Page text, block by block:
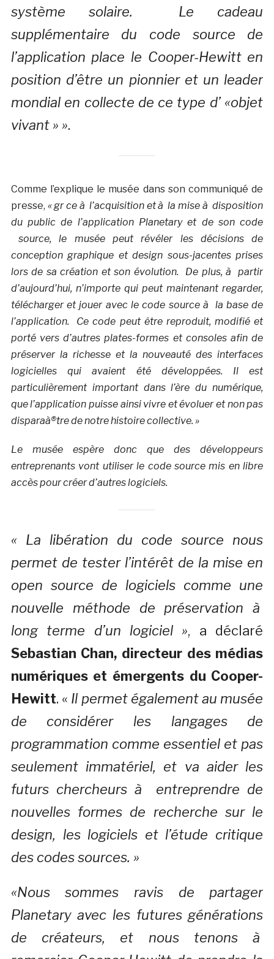
système solaire. Le cadeau
supplémentaire du code source de
l’application place le Cooper-Hewitt en
position d’être un pionnier et un leader
mondial en collecte de ce type d’ «objet
vivant » ».
Comme l’explique le musée dans son communiqué de
presse, « gr ce à l’acquisition et à la mise à disposition
du public de l’application Planetary et de son code
source, le musée peut révéler les décisions de
conception graphique et design sous-jacentes prises
lors de sa création et son évolution. De plus, à partir
d’aujourd’hui, n’importe qui peut maintenant regarder,
télécharger et jouer avec le code source à la base de
l’application. Ce code peut être reproduit, modifié et
porté vers d’autres plates-formes et consoles afin de
préserver la richesse et la nouveauté des interfaces
logicielles qui avaient été développées. Il est
particulièrement important dans l’ère du numérique,
que l’application puisse ainsi vivre et évoluer et non pas
disparaà®tre de notre histoire collective. »
Le musée espère donc que des développeurs
entreprenants vont utiliser le code source mis en libre
accès pour créer d’autres logiciels.
« La libération du code source nous
permet de tester l’intérêt de la mise en
open source de logiciels comme une
nouvelle méthode de préservation à
long terme d’un logiciel », a déclaré
Sebastian Chan, directeur des médias
numériques et émergents du Cooper-
Hewitt. « Il permet également au musée
de considérer les langages de
programmation comme essentiel et pas
seulement immatériel, et va aider les
futurs chercheurs à entreprendre de
nouvelles formes de recherche sur le
design, les logiciels et l’étude critique
des codes sources. »
«Nous sommes ravis de partager
Planetary avec les futures générations
de créateurs, et nous tenons à